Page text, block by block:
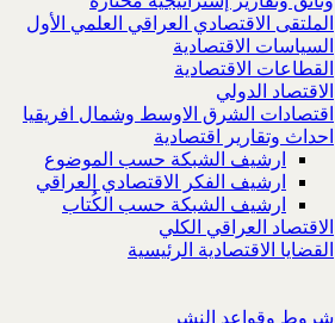
الملتقى الاقتصادي العراقي العلمي الأول
السياسات الاقتصادية
القطاعات الاقتصادية
الاقتصاد الدولي
اقتصادات الشرق الاوسط وشمال افريقيا
احداث وتقارير اقتصادية
ارشيف الشبكة حسب الموضوع
ارشيف الفكر الاقتصادي العراقي
ارشيف الشبكة حسب الكُتاب
الاقتصاد العراقي الكلي
القضايا الاقتصادية الرئيسية
شروط وقواعد النشر